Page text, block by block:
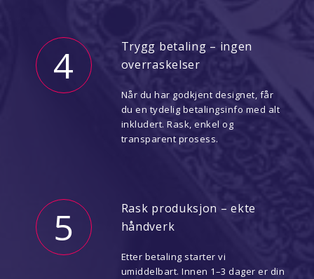
4
Trygg betaling – ingen
overraskelser
Når du har godkjent designet, får
du en tydelig betalingsinfo med alt
inkludert. Rask, enkel og
transparent prosess.
5
Rask produksjon – ekte
håndverk
Etter betaling starter vi
umiddelbart. Innen 1–3 dager er din